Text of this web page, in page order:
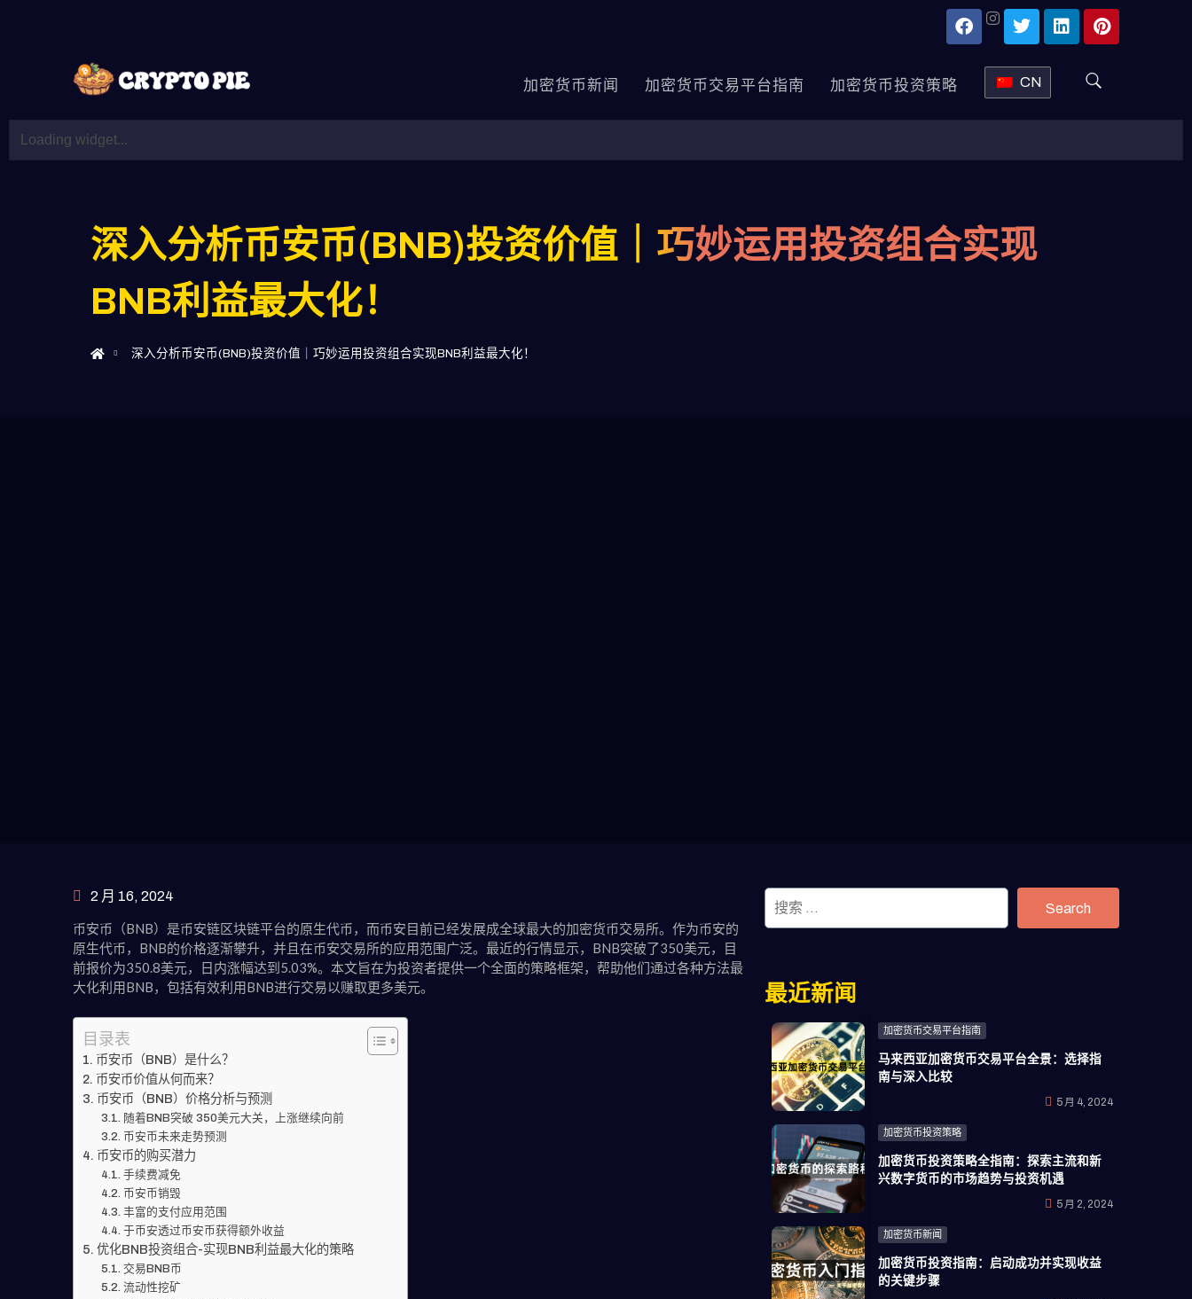
加密货币新闻 加密货币交易平台指南 加密货币投资策略 CN
深入分析币安币(BNB)投资价值｜巧妙运用投资组合实现
BNB利益最大化！
深入分析币安币(BNB)投资价值｜巧妙运用投资组合实现BNB利益最大化！
2 月 16, 2024
币安币（BNB）是币安链区块链平台的原生代币，而币安目前已经发展成全球最大的加密货币交易所。作为币安的
原生代币，BNB的价格逐渐攀升，并且在币安交易所的应用范围广泛。最近的行情显示，BNB突破了350美元，目
前报价为350.8美元，日内涨幅达到5.03%。本文旨在为投资者提供一个全面的策略框架，帮助他们通过各种方法最
大化利用BNB，包括有效利用BNB进行交易以赚取更多美元。
目录表
币安币（BNB）是什么？
币安币价值从何而来？
币安币（BNB）价格分析与预测
随着BNB突破 350美元大关，上涨继续向前
币安币未来走势预测
币安币的购买潜力
手续费减免
币安币销毁
丰富的支付应用范围
于币安透过币安币获得额外收益
优化BNB投资组合-实现BNB利益最大化的策略
交易BNB币
流动性挖矿
Search
最近新闻
加密货币交易平台指南
马来西亚加密货币交易平台全景：选择指
南与深入比较
5 月 4, 2024
加密货币投资策略
加密货币投资策略全指南：探索主流和新
兴数字货币的市场趋势与投资机遇
5 月 2, 2024
加密货币新闻
加密货币投资指南：启动成功并实现收益
的关键步骤